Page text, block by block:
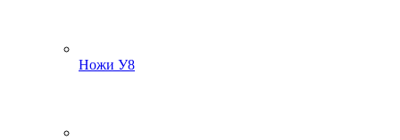
Ножи У8